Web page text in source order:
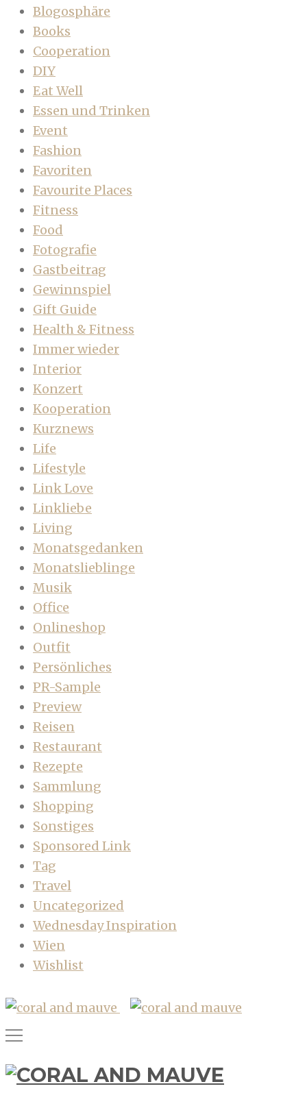
Blogosphäre
Books
Cooperation
DIY
Eat Well
Essen und Trinken
Event
Fashion
Favoriten
Favourite Places
Fitness
Food
Fotografie
Gastbeitrag
Gewinnspiel
Gift Guide
Health & Fitness
Immer wieder
Interior
Konzert
Kooperation
Kurznews
Life
Lifestyle
Link Love
Linkliebe
Living
Monatsgedanken
Monatslieblinge
Musik
Office
Onlineshop
Outfit
Persönliches
PR-Sample
Preview
Reisen
Restaurant
Rezepte
Sammlung
Shopping
Sonstiges
Sponsored Link
Tag
Travel
Uncategorized
Wednesday Inspiration
Wien
Wishlist